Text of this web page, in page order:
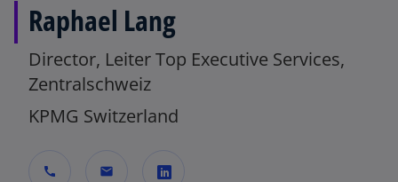
Raphael Lang
Director, Leiter Top Executive Services,
Zentralschweiz
KPMG Switzerland
call mail